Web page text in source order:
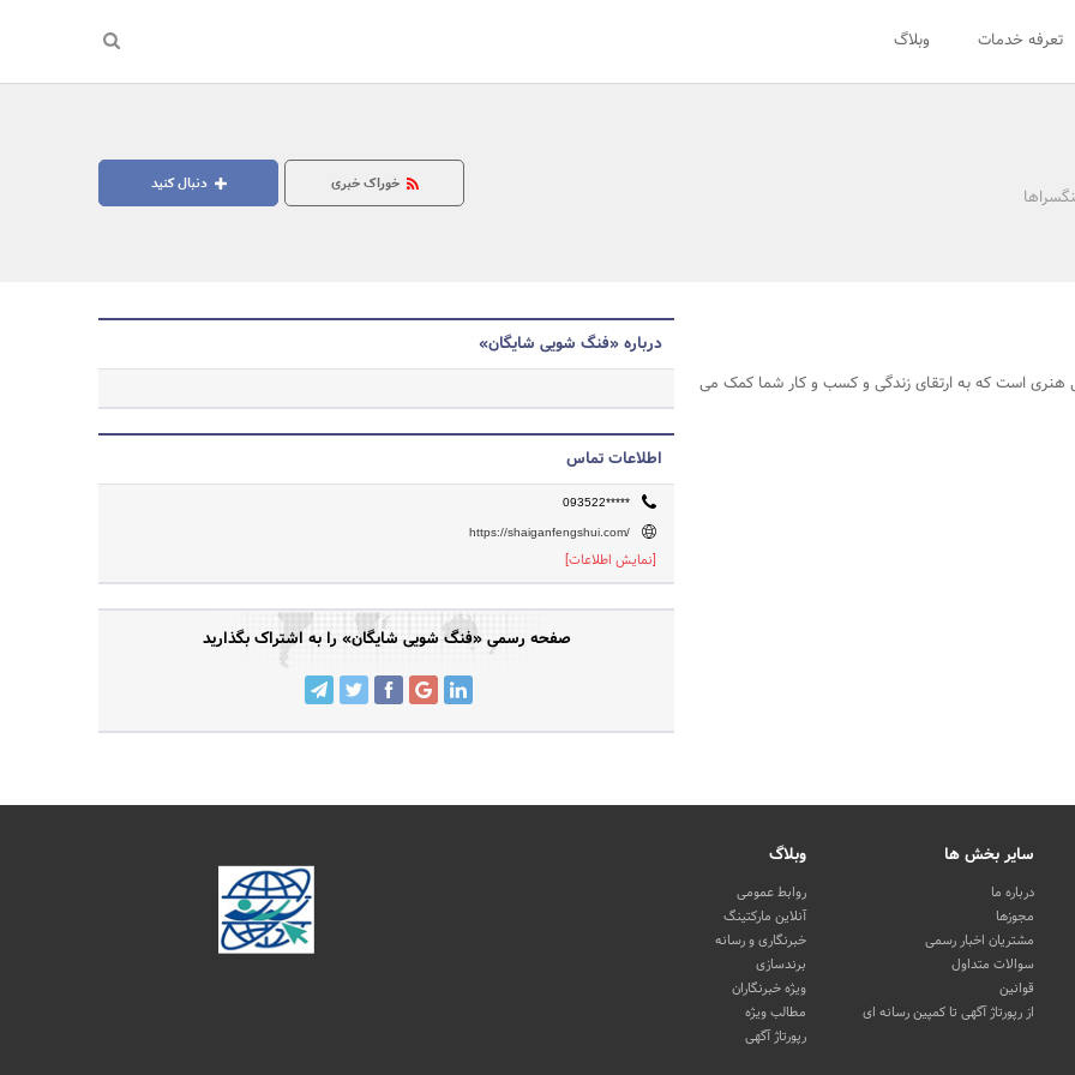
تعرفه خدمات وبلاگ
جستجو
دنبال کنید خوراک خبری
هنری است که به ارتقای زندگی و کسب و کار شما کمک می
درباره «فنگ شویی شایگان»
اطلاعات تماس
093522*****
https://shaiganfengshui.com/
[نمایش اطلاعات]
صفحه رسمی «فنگ شویی شایگان» را به اشتراک بگذارید
سایر بخش ها
درباره ما
مجوزها
مشتریان اخبار رسمی
سوالات متداول
قوانین
از رپورتاژ آگهی تا کمپین رسانه ای
وبلاگ
روابط عمومی
آنلاین مارکتینگ
خبرنگاری و رسانه
برندسازی
ویژه خبرنگاران
مطالب ویژه
رپورتاژ آگهی